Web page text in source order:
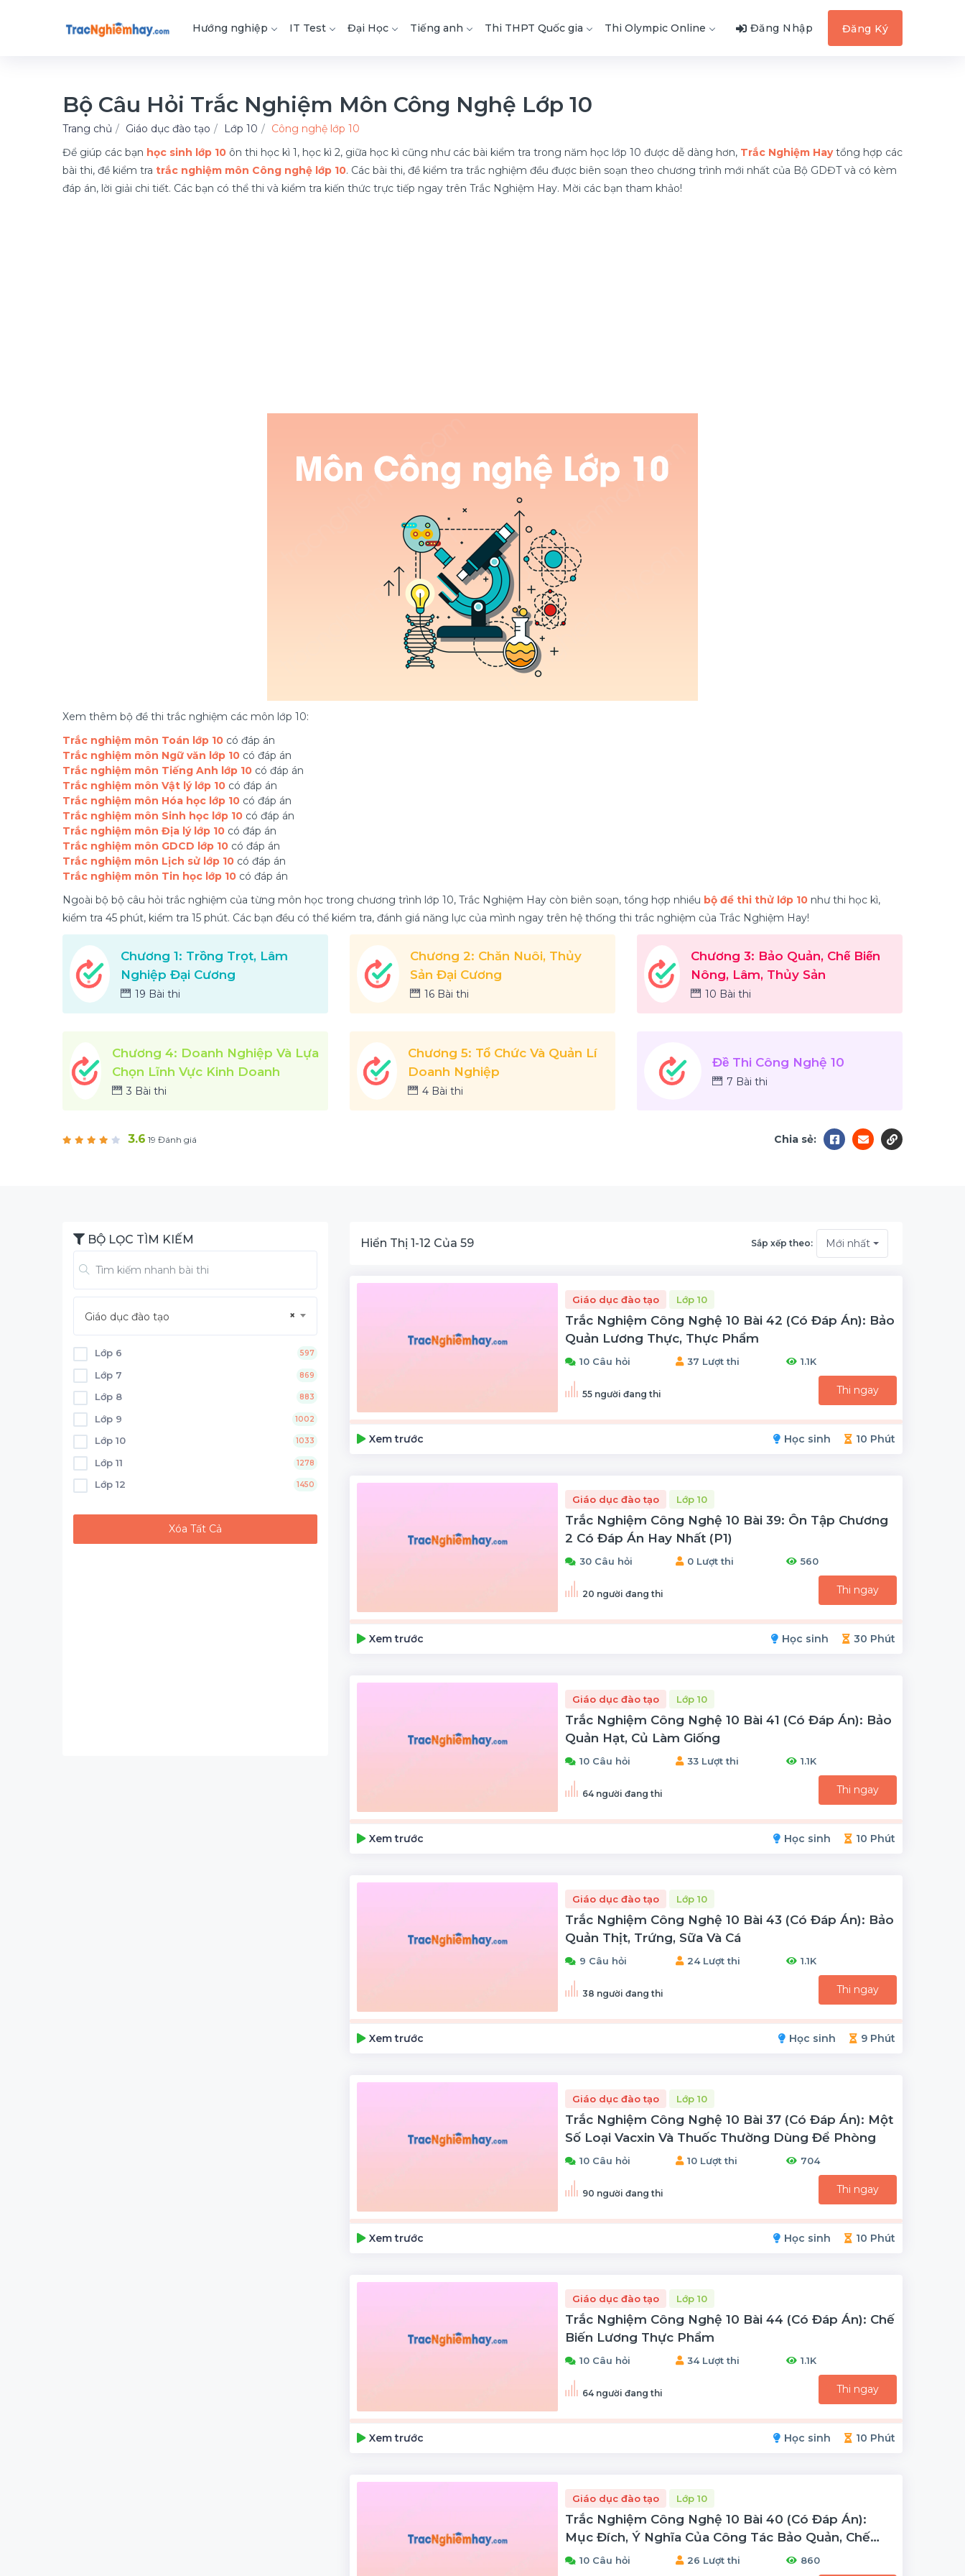
Hướng nghiệp IT Test Đại Học Tiếng anh Thi THPT Quốc gia Thi Olympic Online Đăng Nhập Đăng Ký
Bộ Câu Hỏi Trắc Nghiệm Môn Công Nghệ Lớp 10
Trang chủ Giáo dục đào tạo Lớp 10
Công nghệ lớp 10
Để giúp các bạn học sinh lớp 10 ôn thi học kì 1, học kì 2, giữa học kì cũng như các bài kiểm tra trong năm học lớp 10 được dễ dàng hơn, Trắc Nghiệm Haytổng hợp các
bài thi, đề kiểm tra trắc nghiệm môn Công nghệ lớp 10. Các bài thi, đề kiểm tra trắc nghiệm đều được biên soạn theo chương trình mới nhất của Bộ GDĐT và có kèm
đáp án, lời giải chi tiết. Các bạn có thể thi và kiểm tra kiến thức trực tiếp ngay trên Trắc Nghiệm Hay. Mời các bạn tham khảo!
Xem thêm bộ đề thi trắc nghiệm các môn lớp 10:
Trắc nghiệm môn Toán lớp 10 có đáp án
Trắc nghiệm môn Ngữ văn lớp 10 có đáp án
Trắc nghiệm môn Tiếng Anh lớp 10 có đáp án
Trắc nghiệm môn Vật lý lớp 10 có đáp án
Trắc nghiệm môn Hóa học lớp 10 có đáp án
Trắc nghiệm môn Sinh học lớp 10 có đáp án
Trắc nghiệm môn Địa lý lớp 10 có đáp án
Trắc nghiệm môn GDCD lớp 10 có đáp án
Trắc nghiệm môn Lịch sử lớp 10 có đáp án
Trắc nghiệm môn Tin học lớp 10 có đáp án
Ngoài bộ bộ câu hỏi trắc nghiệm của từng môn học trong chương trình lớp 10, Trắc Nghiệm Hay còn biên soạn, tổng hợp nhiều bộ đề thi thử lớp 10 như thi học kì,
kiểm tra 45 phút, kiểm tra 15 phút. Các bạn đều có thể kiểm tra, đánh giá năng lực của mình ngay trên hệ thống thi trắc nghiệm của Trắc Nghiệm Hay!
Chương 1: Trồng Trọt, Lâm
Nghiệp Đại Cương
19 Bài thi
Chương 2: Chăn Nuôi, Thủy
Sản Đại Cương
16 Bài thi
Chương 3: Bảo Quản, Chế Biến
Nông, Lâm, Thủy Sản
10 Bài thi
Chương 4: Doanh Nghiệp Và Lựa
Chọn Lĩnh Vực Kinh Doanh
3 Bài thi
Chương 5: Tổ Chức Và Quản Lí
Doanh Nghiệp
4 Bài thi
Đề Thi Công Nghệ 10
7 Bài thi
3.6 19 Đánh giá Chia sẻ:
BỘ LỌC TÌM KIẾM
×
Giáo dục đào tạo
Lớp 6 597
Lớp 7 869
Lớp 8 883
Lớp 9 1002
Lớp 10 1033
Lớp 11 1278
Lớp 12 1450
Xóa Tất Cả
Hiển Thị 1-12 Của 59 Sắp xếp theo: Mới nhất
Giáo dục đào tạo Lớp 10
Trắc Nghiệm Công Nghệ 10 Bài 42 (có Đáp Án): Bảo
Quản Lương Thực, Thực Phẩm
10 Câu hỏi 37 Lượt thi 1.1K
55 người đang thi Thi ngay
Xem trước Học sinh 10 Phút
Giáo dục đào tạo Lớp 10
Trắc Nghiệm Công Nghệ 10 Bài 39: Ôn Tập Chương
2 Có Đáp Án Hay Nhất (P1)
30 Câu hỏi 0 Lượt thi 560
20 người đang thi Thi ngay
Xem trước Học sinh 30 Phút
Giáo dục đào tạo Lớp 10
Trắc Nghiệm Công Nghệ 10 Bài 41 (có Đáp Án): Bảo
Quản Hạt, Củ Làm Giống
10 Câu hỏi 33 Lượt thi 1.1K
64 người đang thi Thi ngay
Xem trước Học sinh 10 Phút
Giáo dục đào tạo Lớp 10
Trắc Nghiệm Công Nghệ 10 Bài 43 (có Đáp Án): Bảo
Quản Thịt, Trứng, Sữa Và Cá
9 Câu hỏi 24 Lượt thi 1.1K
38 người đang thi Thi ngay
Xem trước Học sinh 9 Phút
Giáo dục đào tạo Lớp 10
Trắc Nghiệm Công Nghệ 10 Bài 37 (có Đáp Án): Một
Số Loại Vacxin Và Thuốc Thường Dùng Để Phòng
10 Câu hỏi 10 Lượt thi 704
90 người đang thi Thi ngay
Xem trước Học sinh 10 Phút
Giáo dục đào tạo Lớp 10
Trắc Nghiệm Công Nghệ 10 Bài 44 (có Đáp Án): Chế
Biến Lương Thực Phẩm
10 Câu hỏi 34 Lượt thi 1.1K
64 người đang thi Thi ngay
Xem trước Học sinh 10 Phút
Giáo dục đào tạo Lớp 10
Trắc Nghiệm Công Nghệ 10 Bài 40 (có Đáp Án):
Mục Đích, Ý Nghĩa Của Công Tác Bảo Quản, Chế
Biến10 Câu hỏi 26 Lượt thi 860